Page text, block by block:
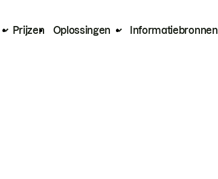
Prijzen Oplossingen Informatiebronnen